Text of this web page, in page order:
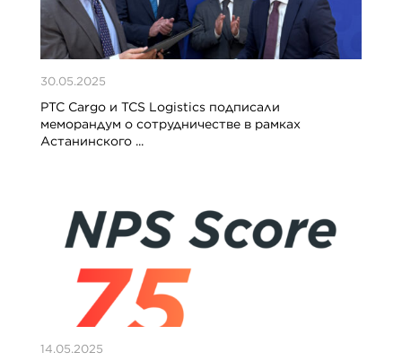
30.05.2025
PTC Cargo и TCS Logistics подписали
меморандум о сотрудничестве в рамках
Астанинского ...
14.05.2025